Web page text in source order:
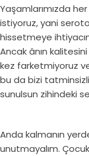
Yaşamlarımızda
istiyoruz, yani
hissetmeye
Ancak ânın
kez farketmiyoruz
bu da bizi
sunulsun zihindeki
Anda kalmanın
unutmayalım.